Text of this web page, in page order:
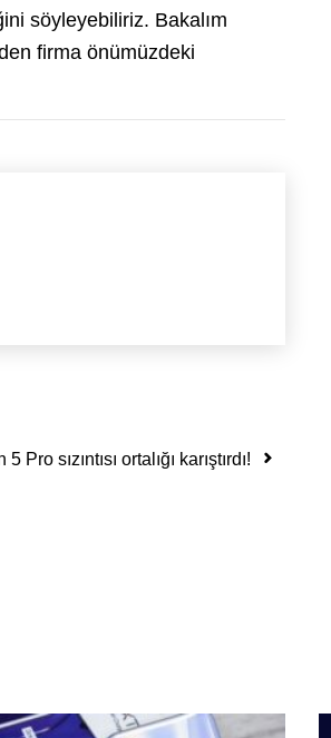
söyleyebiliriz. Bakalım
firma önümüzdeki
Pro sızıntısı ortalığı karıştırdı!